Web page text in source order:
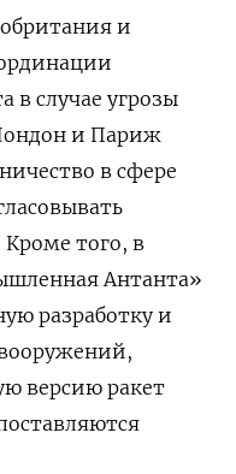
и
в случае угрозы
и Париж
в сфере
того, в
Антанта»
разработку и
версию ракет